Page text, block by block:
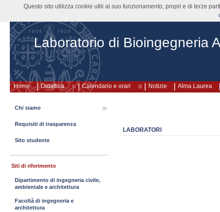
Laboratorio di Bioingegneria
Home Didattica Calendario e orari Notizie Alma Laurea
LABORATORI
Chi siamo
Requisiti di trasparenza
Sito studente
Siti di riferimento
Dipartimento di ingegneria civile,
ambientale e architettura
Facoltà di ingegneria e
architettura
Questo sito utilizza cookie utili al suo funzionamento, propri e di terze